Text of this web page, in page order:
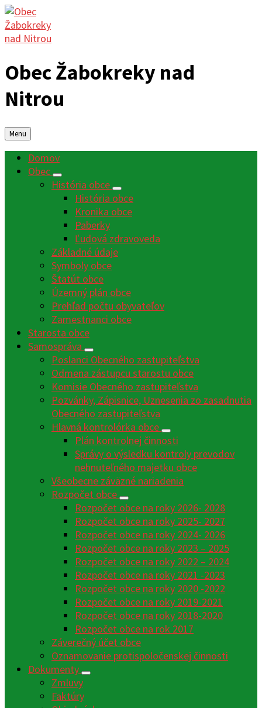
Obec Žabokreky nad
Nitrou
Menu
Domov
Obec
História obce
História obce
Kronika obce
Paberky
Ľudová zdravoveda
Základné údaje
Symboly obce
Štatút obce
Územný plán obce
Prehľad počtu obyvateľov
Zamestnanci obce
Starosta obce
Samospráva
Poslanci Obecného zastupiteľstva
Odmena zástupcu starostu obce
Komisie Obecného zastupiteľstva
Pozvánky, Zápisnice, Uznesenia zo zasadnutia
Obecného zastupiteľstva
Hlavná kontrolórka obce
Plán kontrolnej činnosti
Správy o výsledku kontroly prevodov
nehnuteľného majetku obce
Všeobecne záväzné nariadenia
Rozpočet obce
Rozpočet obce na roky 2026- 2028
Rozpočet obce na roky 2025- 2027
Rozpočet obce na roky 2024- 2026
Rozpočet obce na roky 2023 – 2025
Rozpočet obce na roky 2022 – 2024
Rozpočet obce na roky 2021 -2023
Rozpočet obce na roky 2020 -2022
Rozpočet obce na roky 2019-2021
Rozpočet obce na roky 2018-2020
Rozpočet obce na rok 2017
Záverečný účet obce
Oznamovanie protispoločenskej činnosti
Dokumenty
Zmluvy
Faktúry